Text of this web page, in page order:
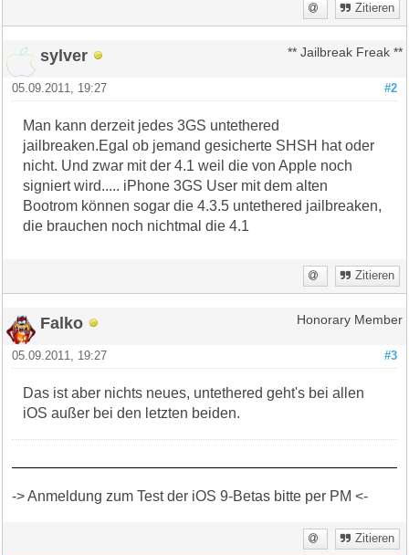
Zitieren
sylver ** Jailbreak Freak **
#2
05.09.2011, 19:27
Man kann derzeit jedes 3GS untethered
jailbreaken.Egal ob jemand gesicherte SHSH hat oder
nicht. Und zwar mit der 4.1 weil die von Apple noch
signiert wird..... iPhone 3GS User mit dem alten
Bootrom können sogar die 4.3.5 untethered jailbreaken,
die brauchen noch nichtmal die 4.1
Zitieren
Falko Honorary Member
#3
05.09.2011, 19:27
Das ist aber nichts neues, untethered geht's bei allen
iOS außer bei den letzten beiden.
-> Anmeldung zum Test der iOS 9-Betas bitte per PM <-
Zitieren